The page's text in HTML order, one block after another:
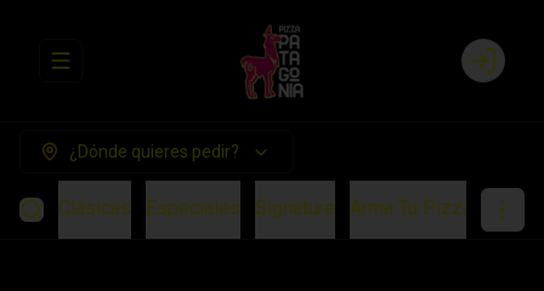
Abrir menu de navegación Login
¿Dónde quieres pedir?
Clásicas Especiales Signature Arma Tu Pizza